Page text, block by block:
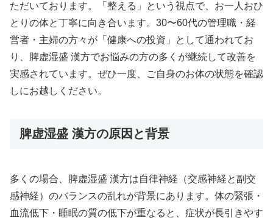
ただいております。「整える」という視点で、お一人おひ
とりの体と丁寧に向き合います。30〜60代の管理職・経
営者・主婦の方々が「健康への投資」として通われてお
り、脾虚湿盛 漢方でお悩みの方の多くが継続して改善を
実感されています。ぜひ一度、ご自身のお体の状態を確認
しにお越しください。
脾虚湿盛 漢方の原因と背景
多くの場合、脾虚湿盛 漢方は自律神経（交感神経と副交
感神経）のバランスの乱れが背景にあります。体の緊張・
血流低下・睡眠の質の低下が重なると、症状が長引きやす